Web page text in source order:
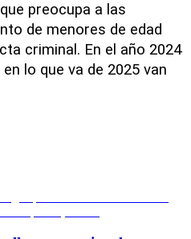
preocupa a las
de menores de edad
criminal. En el año 2024
lo que va de 2025 van